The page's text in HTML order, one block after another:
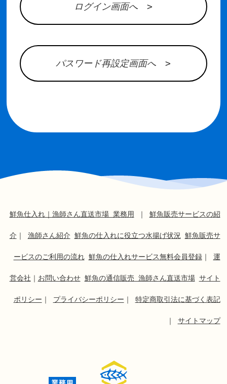
ログイン画面へ >
パスワード再設定画面へ >
鮮魚仕入れ｜漁師さん直送市場 業務用 ｜ 鮮魚販売サービスの紹
介 ｜ 漁師さん紹介 鮮魚の仕入れに役立つ水揚げ状況 鮮魚販売サ
ービスのご利用の流れ 鮮魚の仕入れサービス無料会員登録｜ 運
営会社 ｜ お問い合わせ 鮮魚の通信販売 漁師さん直送市場 サイト
ポリシー ｜ プライバシーポリシー ｜ 特定商取引法に基づく表記
｜ サイトマップ